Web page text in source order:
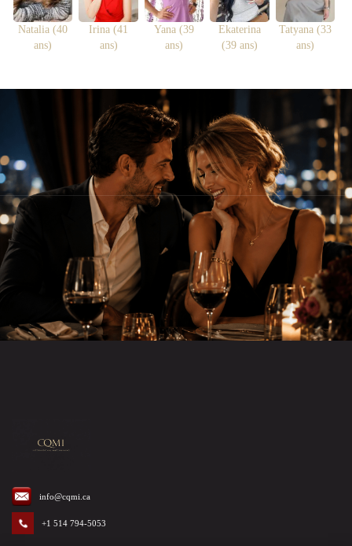
Natalia (40
ans)
Irina (41
ans)
Yana (39
ans)
Ekaterina
(39 ans)
Tatyana (33
ans)
info@cqmi.ca
+1 514 794-5053